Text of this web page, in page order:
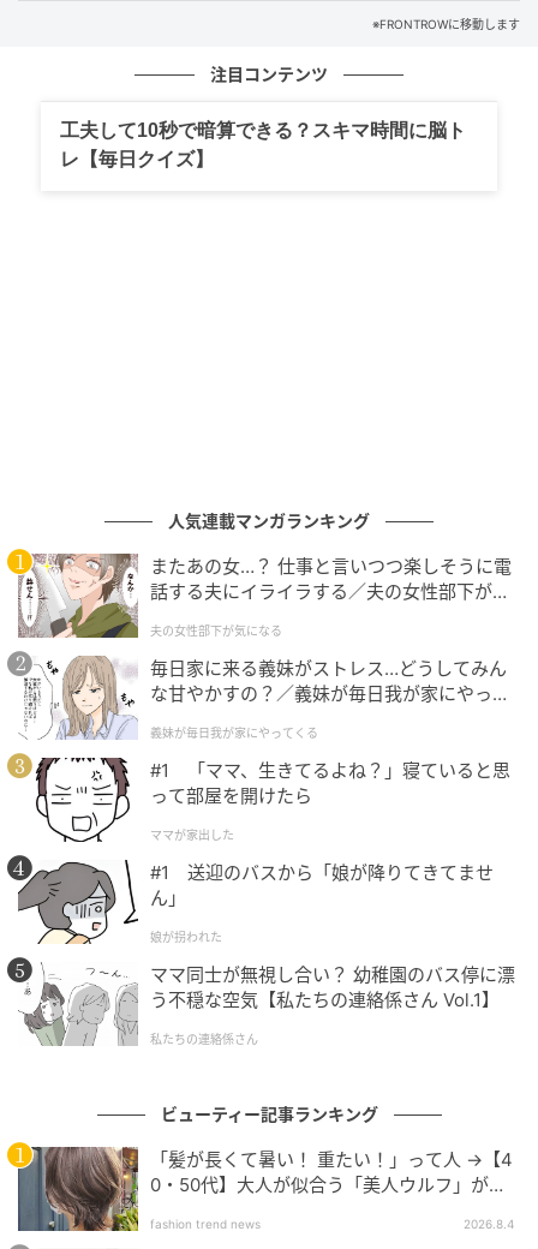
また、もうひとつ気を付けたいのは、リップスクラブ
きがあるため、週に何度も使うと、逆に唇の角質が落
ちすぎて敏感になったり、乾燥を引き起こしたりする
湿して、唇にしっかり水分と油分を補給するまでがリ
ップケア。なかなか唇の荒れや乾燥が改善されないと
いう人は、これを機に日ごろのリップケアの仕方を見
直してみて。（フロントロウ編集部）
【追記】うるおう唇のためのリップケアのコ
ツ
リップスクラブは、やりすぎるとかえって唇の負担に
なることもある。使うなら週1〜2回を目安に、やさし
く古い角質をオフしたあとは、保湿力のあるリップバ
ームやワセリンでしっかりうるおいを閉じ込めるのが
ポイント。乾燥が気になる季節は、寝る前の“リップパ
ック”を取り入れるのもおすすめ。刺激を避けて保湿を
重ねることが、ふっくらと健やかな唇への近道とな
る。
次の記事
セレブも夢中の「バタフライ・ヘアカット」
って？ロングヘアの最旬ヘアスタイル
※FRONTROWに移動します
注目コンテンツ
工夫して10秒で暗算できる？スキマ時間に脳ト
レ【毎日クイズ】
人気連載マンガランキング
またあの女…？ 仕事と言いつつ楽しそうに電
話する夫にイライラする／夫の女性部下が気
夫の女性部下が気になる
毎日家に来る義妹がストレス…どうしてみん
な甘やかすの？／義妹が毎日我が家にやって
が】
義妹が毎日我が家にやってくる
#1 「ママ、生きてるよね？」寝ていると思
って部屋を開けたら
ママが家出した
#1 送迎のバスから「娘が降りてきてませ
ん」
娘が拐われた
ママ同士が無視し合い？ 幼稚園のバス停に漂
う不穏な空気【私たちの連絡係さん Vol.1】
私たちの連絡係さん
ビューティー記事ランキング
「髪が長くて暑い！ 重たい！」って人 →【4
0・50代】大人が似合う「美人ウルフ」がお
fashion trend news 2026.8.4